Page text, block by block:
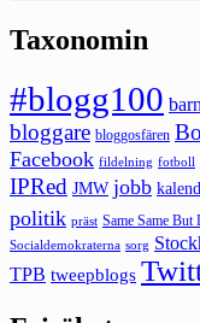
efter:
Taxonomin
#blogg100
bloggare bloggosfären
Facebook fildelning fotboll
IPRed JMW jobb
politik präst Same Same But
Socialdemokraterna sorg
TPB tweepblogs